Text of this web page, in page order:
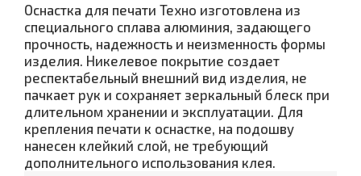
Оснастка для печати Техно изготовлена из
специального сплава алюминия, задающего
прочность, надежность и неизменность формы
изделия. Никелевое покрытие создает
респектабельный внешний вид изделия, не
пачкает рук и сохраняет зеркальный блеск при
длительном хранении и эксплуатации. Для
крепления печати к оснастке, на подошву
нанесен клейкий слой, не требующий
дополнительного использования клея.